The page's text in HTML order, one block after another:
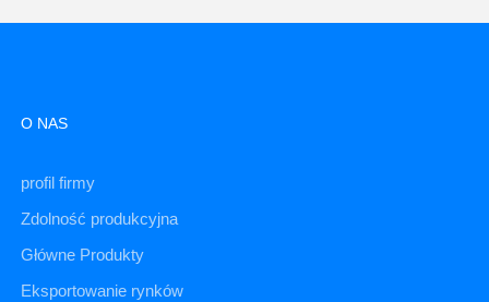
O NAS
profil firmy
Zdolność produkcyjna
Główne Produkty
Eksportowanie rynków